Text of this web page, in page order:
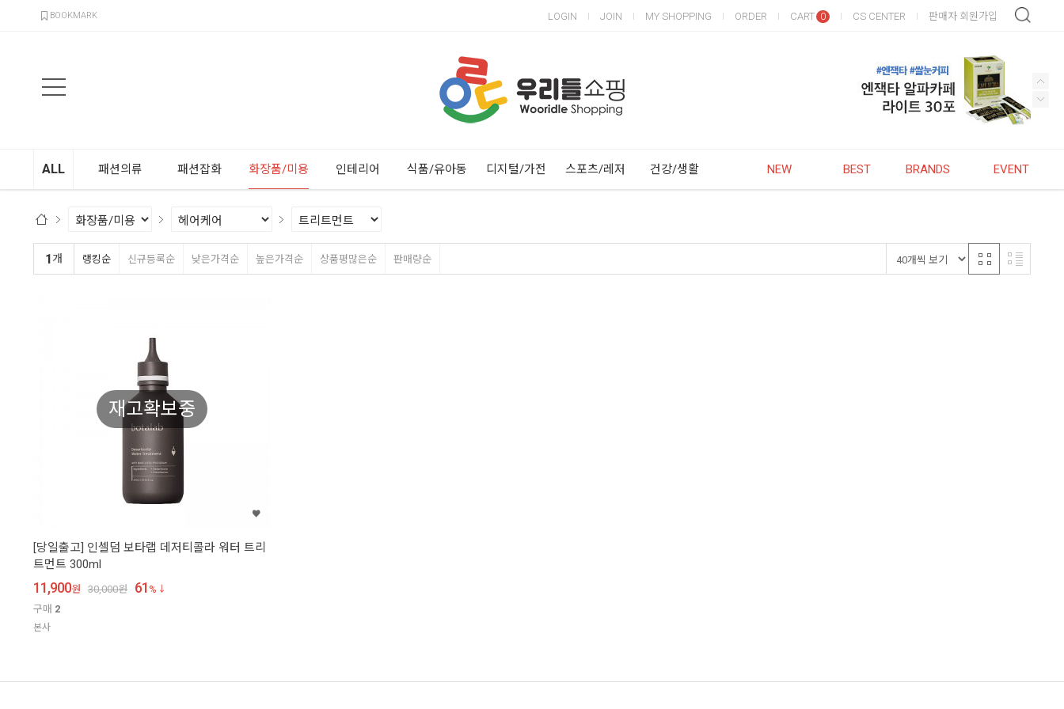
BOOKMARK LOGIN JOIN MY SHOPPING ORDER CART 0 CS CENTER 판매자 회원가입
ALL 패션의류 패션잡화 화장품/미용 인테리어 식품/유아동 디지털/가전 스포츠/레저 건강/생활 NEW BEST BRANDS EVENT
1개 랭킹순 신규등록순 낮은가격순 높은가격순 상품평많은순 판매량순
재고확보중
[당일출고] 인셀덤 보타랩 데저티콜라 워터 트리
트먼트 300ml
11,900원 30,000원 61 %
구매 2
본사